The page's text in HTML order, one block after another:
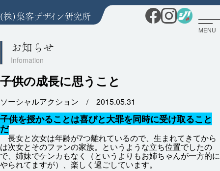
MENU
お知らせ
子供の成長に思うこと
ソーシャルアクション / 2015.05.31
子供を授かることは喜びと大罪を同時に受け取ること
だ
長女と次女は年齢が7つ離れているので、 生まれてきてから
は次女とそのファンの家族。というような立ち位置でしたの
で、 姉妹でケンカもなく（というよりもお姉ちゃんが一方的に
やられてますが）、 楽しく 過ごしています。